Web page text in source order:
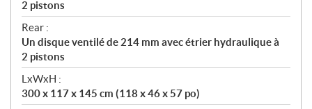
2 pistons
Rear :
Un disque ventilé de 214 mm avec étrier hydraulique à
2 pistons
LxWxH :
300 x 117 x 145 cm (118 x 46 x 57 po)